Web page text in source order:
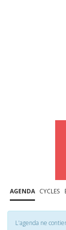
AGENDA CYCLES
L'agenda ne